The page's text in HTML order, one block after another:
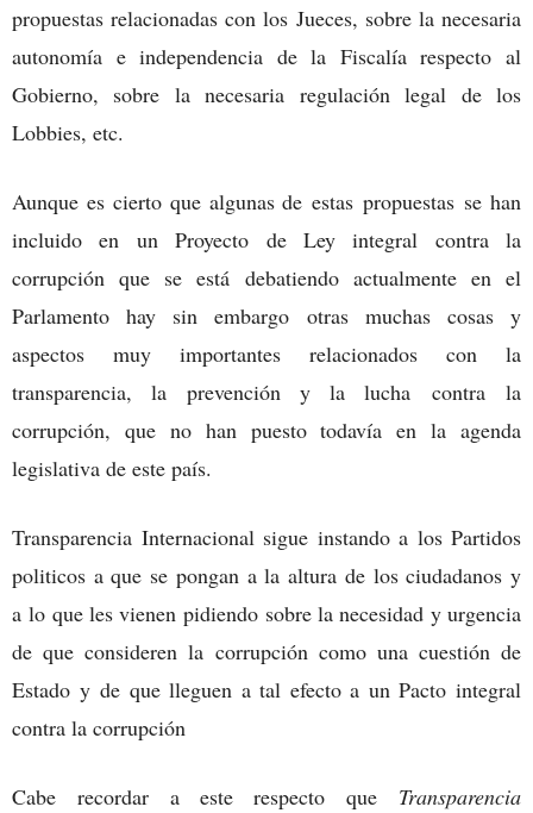
propuestas relacionadas con los Jueces, sobre la necesaria
autonomía e independencia de la Fiscalía respecto al
Gobierno, sobre la necesaria regulación legal de los
Lobbies, etc.
Aunque es cierto que algunas de estas propuestas se han
incluido en un Proyecto de Ley integral contra la
corrupción que se está debatiendo actualmente en el
Parlamento hay sin embargo otras muchas cosas y
aspectos muy importantes relacionados con la
transparencia, la prevención y la lucha contra la
corrupción, que no han puesto todavía en la agenda
legislativa de este país.
Transparencia Internacional sigue instando a los Partidos
politicos a que se pongan a la altura de los ciudadanos y
a lo que les vienen pidiendo sobre la necesidad y urgencia
de que consideren la corrupción como una cuestión de
Estado y de que lleguen a tal efecto a un Pacto integral
contra la corrupción
Cabe recordar a este respecto que Transparencia